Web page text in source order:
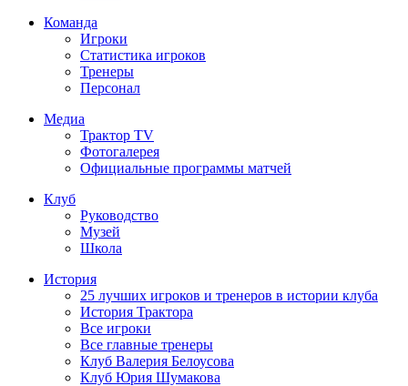
Команда
Игроки
Статистика игроков
Тренеры
Персонал
Медиа
Трактор TV
Фотогалерея
Официальные программы матчей
Клуб
Руководство
Музей
Школа
История
25 лучших игроков и тренеров в истории клуба
История Трактора
Все игроки
Все главные тренеры
Клуб Валерия Белоусова
Клуб Юрия Шумакова